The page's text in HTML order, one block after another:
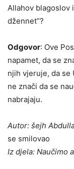
Allahov blagoslov
džennet”?
Odgovor: Ove
napamet, da se
njih vjeruje, da se
ne znači da se
nabrajaju.
Autor: šejh
se smilovao
Iz djela: Naučimo